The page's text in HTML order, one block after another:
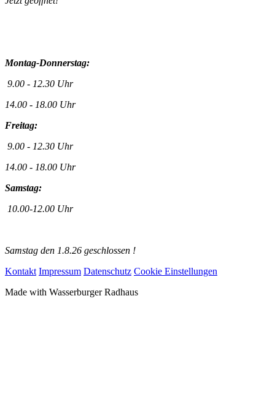
Montag-Donnerstag:
9.00 - 12.30 Uhr
14.00 - 18.00 Uhr
Freitag:
9.00 - 12.30 Uhr
14.00 - 18.00 Uhr
Samstag:
10.00-12.00 Uhr
Samstag den 1.8.26 geschlossen !
Kontakt Impressum Datenschutz Cookie Einstellungen
Made with Wasserburger Radhaus